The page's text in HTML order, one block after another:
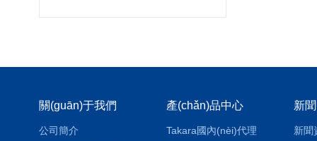
關(guān)于我們
公司簡介
產(chǎn)品中心
Takara國內(nèi)代理
新
新聞